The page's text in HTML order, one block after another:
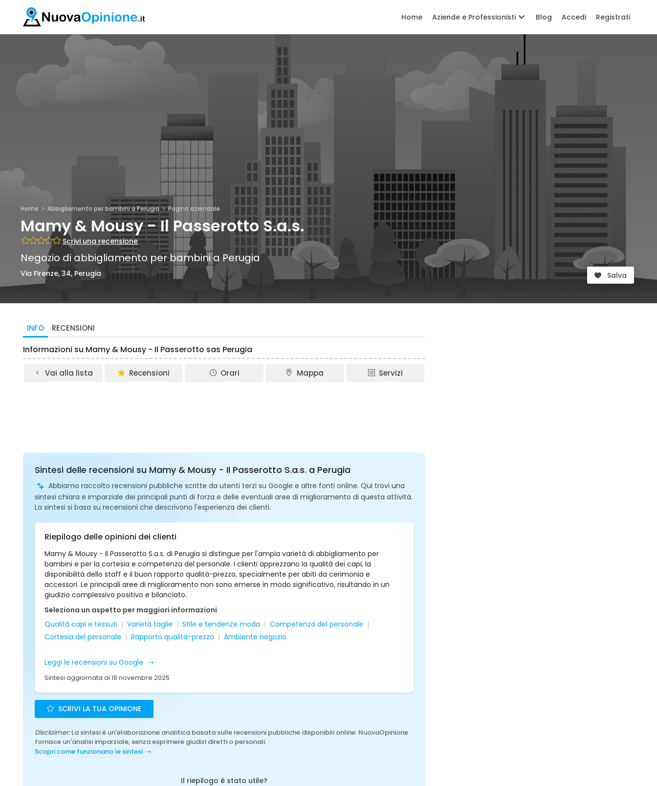
Home Aziende e Professionisti Blog Accedi Registrati
Home Abbigliamento per bambini a Perugia Pagina aziendale
Mamy & Mousy - Il Passerotto S.a.s.
Scrivi una recensione
Negozio di abbigliamento per bambini a Perugia
Via Firenze, 34, Perugia Salva
INFO RECENSIONI
Informazioni su Mamy & Mousy - Il Passerotto sas Perugia
Vai alla lista Recensioni Orari Mappa Servizi
Sintesi delle recensioni su Mamy & Mousy - Il Passerotto S.a.s. a Perugia
Abbiamo raccolto recensioni pubbliche scritte da utenti terzi su Google e altre fonti online. Qui trovi una
sintesi chiara e imparziale dei principali punti di forza e delle eventuali aree di miglioramento di questa attività.
La sintesi si basa su recensioni che descrivono l'esperienza dei clienti.
Riepilogo delle opinioni dei clienti
Mamy & Mousy - Il Passerotto S.a.s. di Perugia si distingue per l'ampia varietà di abbigliamento per
bambini e per la cortesia e competenza del personale. I clienti apprezzano la qualità dei capi, la
disponibilità dello staff e il buon rapporto qualità-prezzo, specialmente per abiti da cerimonia e
accessori. Le principali aree di miglioramento non sono emerse in modo significativo, risultando in un
giudizio complessivo positivo e bilanciato.
Seleziona un aspetto per maggiori informazioni
Qualità capi e tessuti
Varietà taglie Stile e tendenze moda
Competenza del personale
Cortesia del personale
Rapporto qualità-prezzo Ambiente negozio
Leggi le recensioni su Google
Sintesi aggiornata al 18 novembre 2025
SCRIVI LA TUA OPINIONE
Disclaimer:La sintesi è un'elaborazione analitica basata sulle recensioni pubbliche disponibili online. NuovaOpinione
fornisce un'analisi imparziale, senza esprimere giudizi diretti o personali.
Scopri come funzionano le sintesi
Il riepilogo è stato utile?